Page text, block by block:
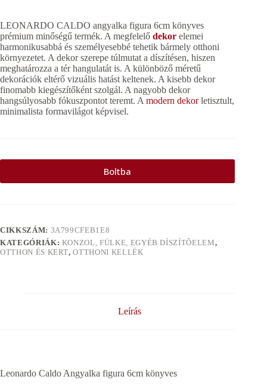
LEONARDO CALDO angyalka figura 6cm könyves
prémium minőségű termék. A megfelelő dekor elemei
harmonikusabbá és személyesebbé tehetik bármely otthoni
környezetet. A dekor szerepe túlmutat a díszítésen, hiszen
meghatározza a tér hangulatát is. A különböző méretű
dekorációk eltérő vizuális hatást keltenek. A kisebb dekor
finomabb kiegészítőként szolgál. A nagyobb dekor
hangsúlyosabb fókuszpontot teremt. A modern dekorletisztult,
minimalista formavilágot képvisel.
Boltba
CIKKSZÁM: 3A799CFEB1E8
KATEGÓRIÁK: KONZOL, FÜLKE, EGYÉB DÍSZÍTÕELEM,
OTTHON ÉS KERT,OTTHONI KELLÉK
Leírás
Leonardo Caldo Angyalka figura 6cm könyves